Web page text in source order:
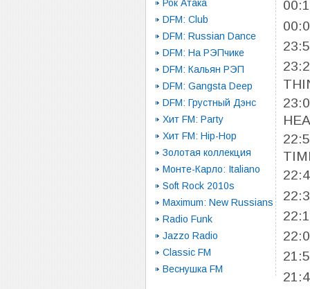
Рок Атака
DFM: Club
DFM: Russian Dance
DFM: На РЭПчике
DFM: Кальян РЭП
DFM: Gangsta Deep
DFM: Грустный Дэнс
Хит FM: Party
Хит FM: Hip-Hop
Золотая коллекция
Монте-Карло: Italiano
Soft Rock 2010s
Maximum: New Russians
Radio Funk
Jazzo Radio
Classic FM
Веснушка FM